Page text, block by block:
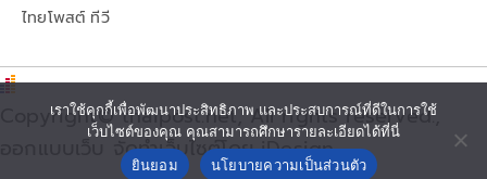
ไทยโพสต์ ทีวี
Copyright© thaipost.net, All rights reserved.,
ออกแบบเว็บ จัดทำเว็บไซต์โดย iDesign
เราใช้คุกกี้เพื่อพัฒนาประสิทธิภาพ และประสบการณ์ที่ดีในการใช้
เว็บไซต์ของคุณ คุณสามารถศึกษารายละเอียดได้ที่นี่
ยินยอม
นโยบายความเป็นส่วนตัว